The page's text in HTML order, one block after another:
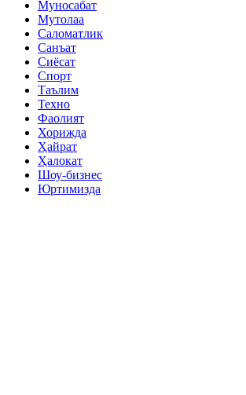
Муносабат
Мутолаа
Саломатлик
Санъат
Сиёсат
Спорт
Таълим
Техно
Фаолият
Хорижда
Ҳайрат
Ҳалокат
Шоу-бизнес
Юртимизда